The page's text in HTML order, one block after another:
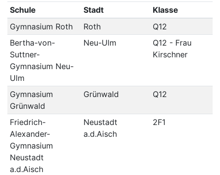
Schule Stadt
Klasse
Gymnasium Roth
Roth
Q12
Bertha-von-
Suttner-
Gymnasium Neu-
Ulm
Neu-Ulm
Q12 - Frau
Kirschner
Gymnasium
Grünwald
Grünwald Q12
Friedrich-
Alexander-
Gymnasium
Neustadt
a.d.Aisch
Neustadt
a.d.Aisch
2F1